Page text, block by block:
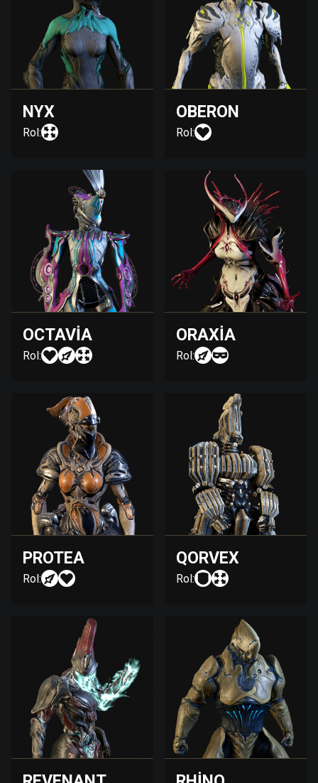
NYX
Rol:
OBERON
Rol:
OCTAVIA
Rol:
ORAXIA
Rol:
PROTEA
Rol:
QORVEX
Rol: